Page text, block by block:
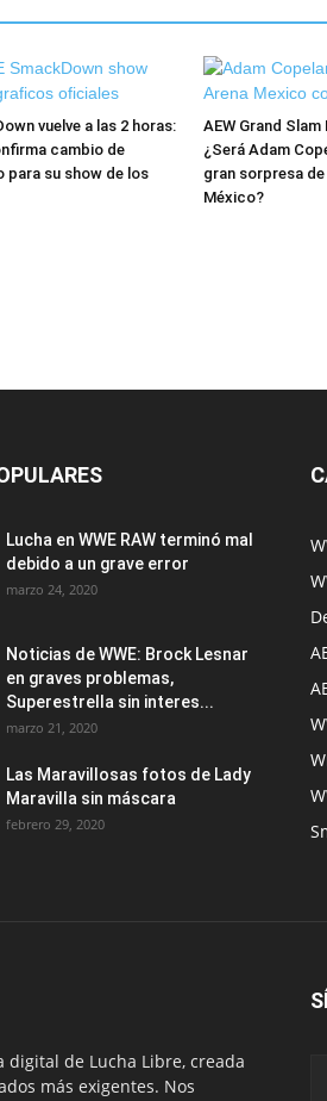
vuelve a las 2 horas:
cambio de
para su show de los
AEW Grand
¿Será Adam
gran sorpresa de
México?
Lucha en WWE RAW terminó mal
debido a un grave error
marzo 24, 2020
Noticias de WWE: Brock Lesnar
en graves problemas,
Superestrella sin interes...
marzo 21, 2020
Las Maravillosas fotos de Lady
Maravilla sin máscara
febrero 29, 2020
de Lucha Libre, creada
más exigentes. Nos